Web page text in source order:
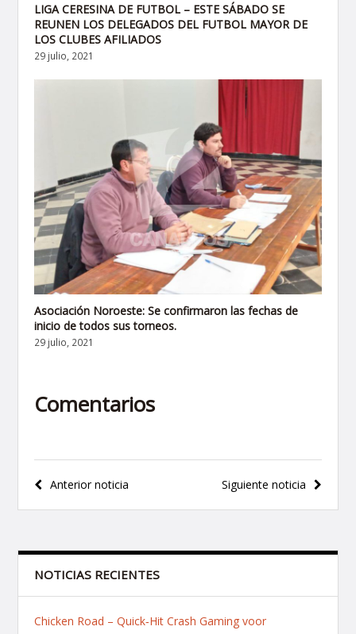
LIGA CERESINA DE FUTBOL – ESTE SÁBADO SE
REUNEN LOS DELEGADOS DEL FUTBOL MAYOR DE
LOS CLUBES AFILIADOS
29 julio, 2021
Asociación Noroeste: Se confirmaron las fechas de
inicio de todos sus torneos.
29 julio, 2021
Comentarios
Navegación
de
Siguiente noticia
Anterior noticia
NOTICIAS RECIENTES
Chicken Road – Quick‑Hit Crash Gaming voor